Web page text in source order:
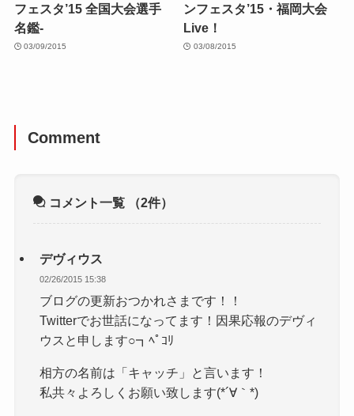
フェスタ’15 全国大会選手
名鑑-
03/09/2015
ンフェスタ’15・福岡大会
Live！
03/08/2015
Comment
コメント一覧 （2件）
デヴィウス
02/26/2015 15:38
ブログの更新おつかれさまです！！
Twitterでお世話になってます！因果応報のデヴィ
ウスと申します○┓ﾍﾟｺﾘ
相方の名前は「キャッチ」と言います！
私共々よろしくお願い致します(*´∀｀*)